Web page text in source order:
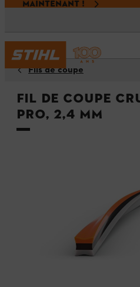
MAINTENANT !
Fils de coupe
Fil de coupe
Pro, 2,4 mm